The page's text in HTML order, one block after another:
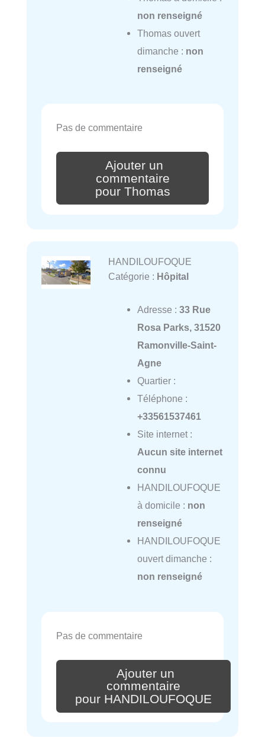
non renseigné
Thomas ouvert
dimanche : non
renseigné
Pas de commentaire
Ajouter un
commentaire
pour Thomas
HANDILOUFOQUE
Catégorie : Hôpital
Adresse : 33 Rue
Rosa Parks, 31520
Ramonville-Saint-
Agne
Quartier :
Téléphone :
+33561537461
Site internet :
Aucun site internet
connu
HANDILOUFOQUE
à domicile : non
renseigné
HANDILOUFOQUE
ouvert dimanche :
non renseigné
Pas de commentaire
Ajouter un
commentaire
pour HANDILOUFOQUE